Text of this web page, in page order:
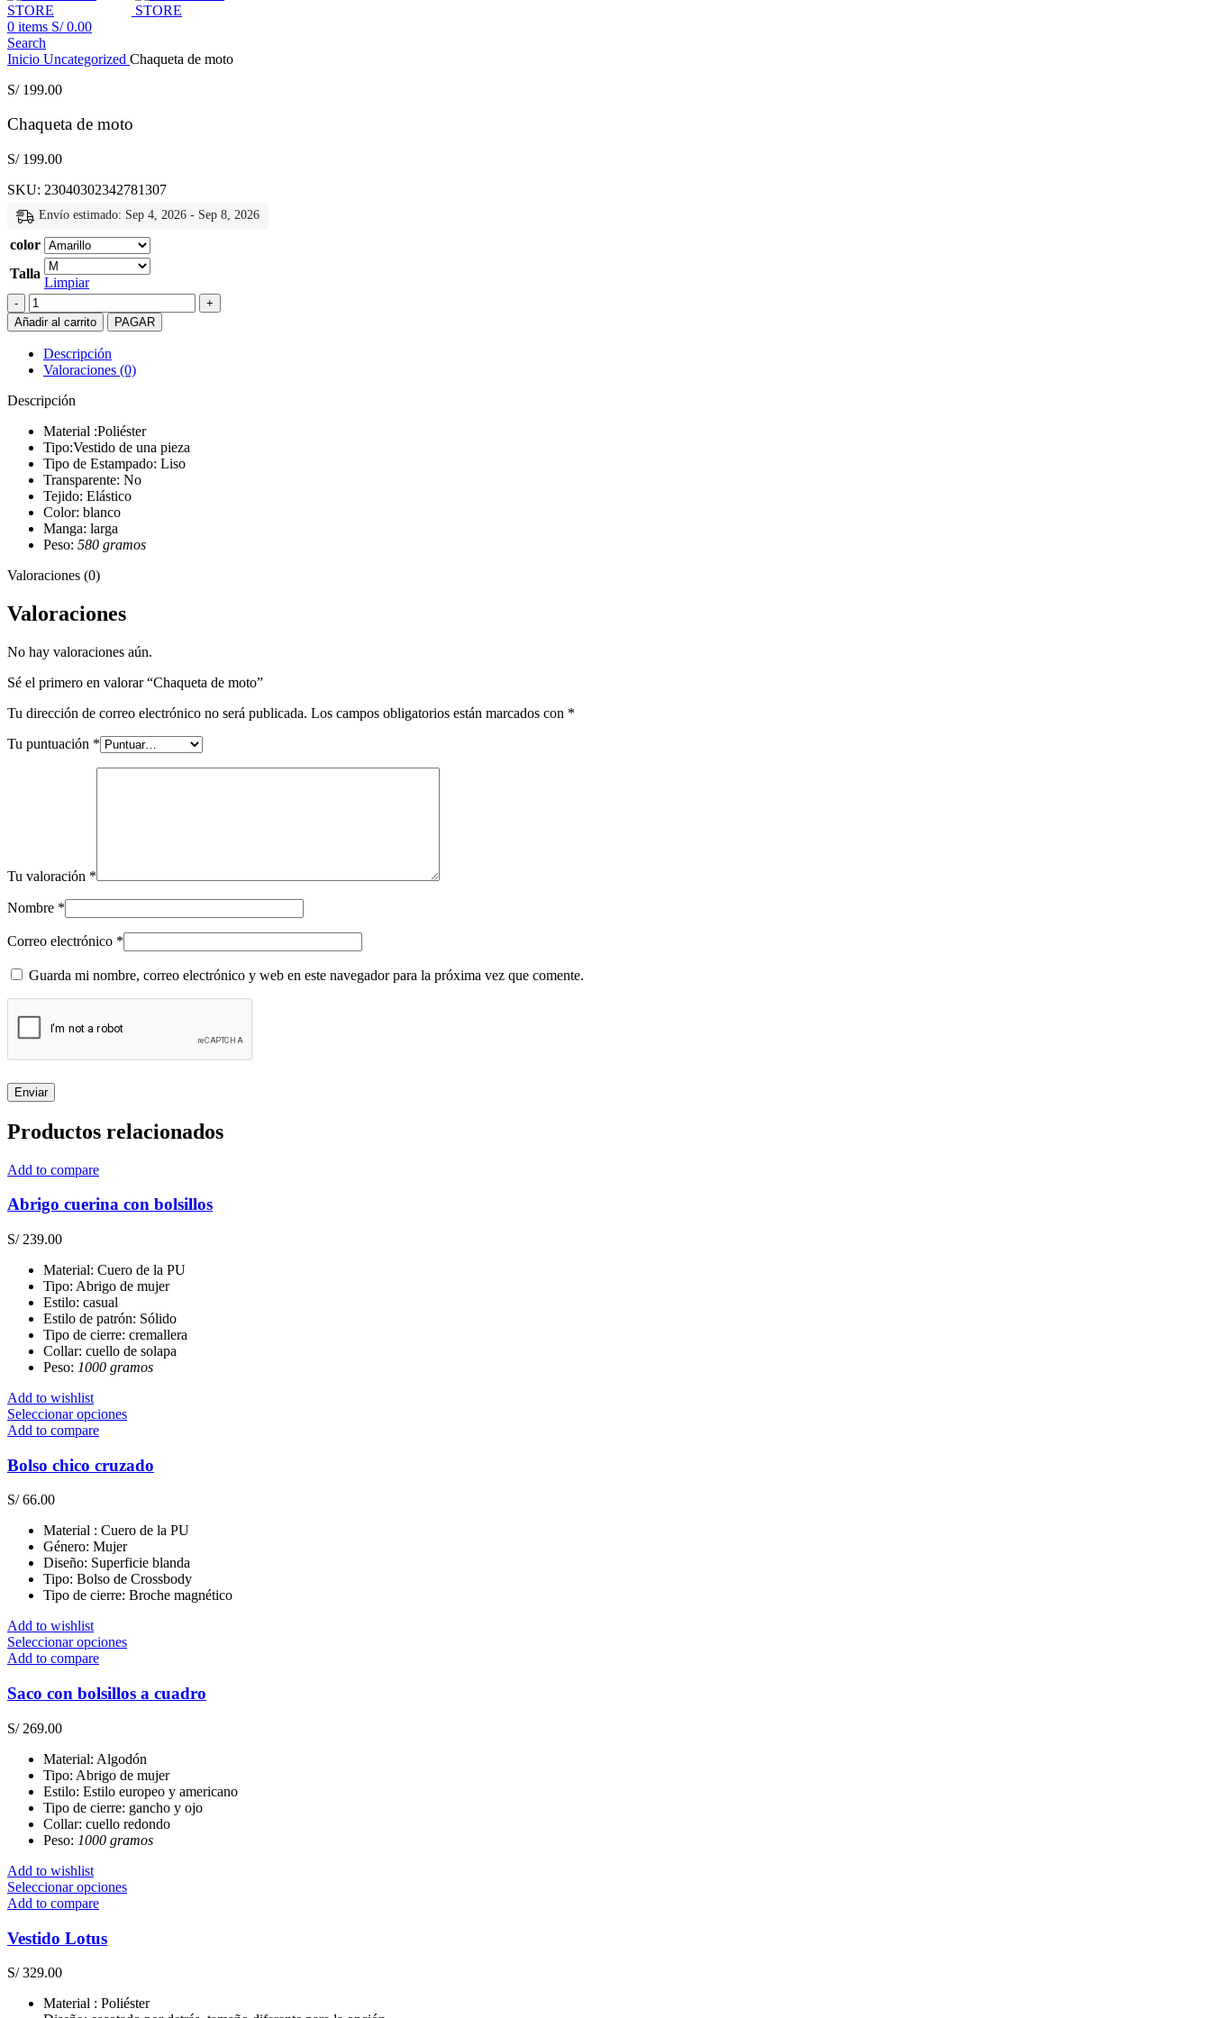
0 items S/0.00
Search
Inicio Uncategorized Chaqueta de moto
S/199.00
Chaqueta de moto
S/199.00
SKU: 23040302342781307
Envío estimado: Sep 4, 2026 - Sep 8, 2026
color
Talla
Limpiar
Chaqueta
de
moto
cantidad
Añadir al carrito PAGAR
Descripción
Valoraciones (0)
Descripción
Material :Poliéster
Tipo:Vestido de una pieza
Tipo de Estampado: Liso
Transparente: No
Tejido: Elástico
Color: blanco
Manga: larga
Peso: 580 gramos
Valoraciones (0)
Valoraciones
No hay valoraciones aún.
Sé el primero en valorar “Chaqueta de moto”
Tu dirección de correo electrónico no será publicada. Los campos obligatorios están marcados con *
Tu puntuación *
Tu valoración *
Nombre *
Correo electrónico *
Guarda mi nombre, correo electrónico y web en este navegador para la próxima vez que comente.
Productos relacionados
Add to compare
Abrigo cuerina con bolsillos
S/239.00
Material: Cuero de la PU
Tipo: Abrigo de mujer
Estilo: casual
Estilo de patrón: Sólido
Tipo de cierre: cremallera
Collar: cuello de solapa
Peso: 1000 gramos
Add to wishlist
Seleccionar opcionesEste
múltiples
variantes.
se
pueden
elegir
en
la
producto
Add to compare
Bolso chico cruzado
S/66.00
Material : Cuero de la PU
Género: Mujer
Diseño: Superficie blanda
Tipo: Bolso de Crossbody
Tipo de cierre: Broche magnético
Add to wishlist
Seleccionar opcionesEste
múltiples
se
pueden
elegir
en
la
página
Add to compare
Saco con bolsillos a cuadro
S/269.00
Material: Algodón
Tipo: Abrigo de mujer
Estilo: Estilo europeo y americano
Tipo de cierre: gancho y ojo
Collar: cuello redondo
Peso: 1000 gramos
Add to wishlist
Seleccionar opcionesEste
se
Add to compare
Vestido Lotus
S/329.00
Material : Poliéster